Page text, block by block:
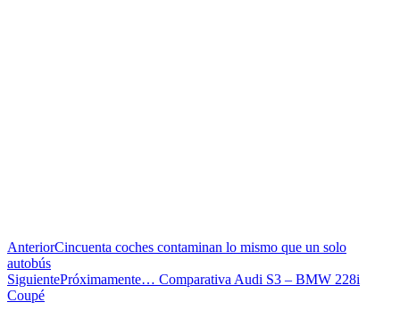
AnteriorCincuenta coches contaminan lo mismo que un solo
autobús
SiguientePróximamente… Comparativa Audi S3 – BMW 228i
Coupé